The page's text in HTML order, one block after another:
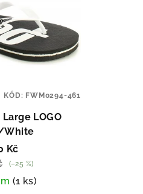
LOGO
White
Kč
(–25 %)
(1 ks)
KÓD: FWM0294-461